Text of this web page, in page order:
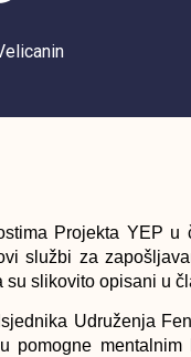
Projekta YEP u
službi za
slikovito opisani u
Udruženja
pomogne